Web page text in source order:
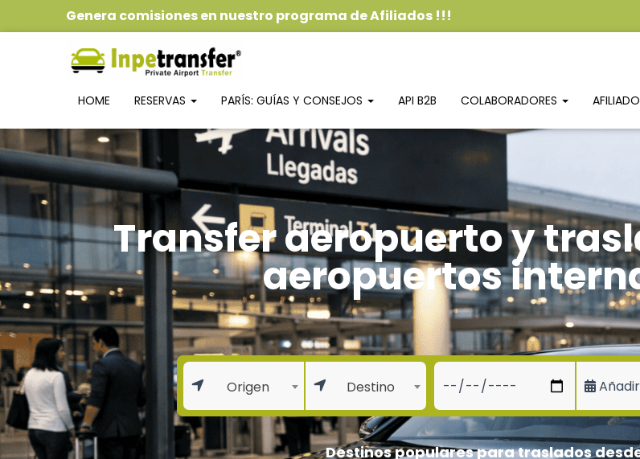
Genera comisionesen nuestro programa de Afiliados !!!
HOME RESERVAS PARÍS: GUÍAS Y CONSEJOS API B2B COLABORADORES
Transfer aeropuerto y
aeropuertos
Origen Destino
Destinos populares para traslados